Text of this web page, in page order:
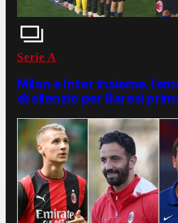
Serie A
Milan e Inter insieme,
di silenzio per Baresi